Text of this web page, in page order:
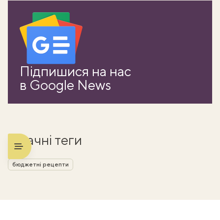
Підпишися на нас
в Google News
Смачні теги
бюджетні рецепти